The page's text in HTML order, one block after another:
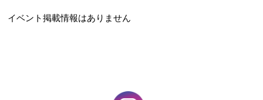
イベント掲載情報はありません